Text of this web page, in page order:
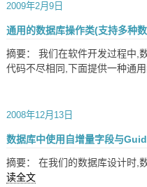
2009年2月9日
通用的数据库操作类(支持多种
摘要： 我们在软件开发过程中,
代码不尽相同,下面提供一种通
2008年12月13日
数据库中使用自增量字段与
摘要： 在我们的数据库设计时,
读全文